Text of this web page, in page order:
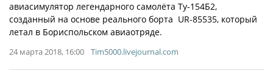
авиасимулятор легендарного самолёта Ту-154Б2,
созданный на основе реального борта UR-85535, который
летал в Бориспольском авиаотряде.
24 марта 2018, 16:00 Tim5000.livejournal.com